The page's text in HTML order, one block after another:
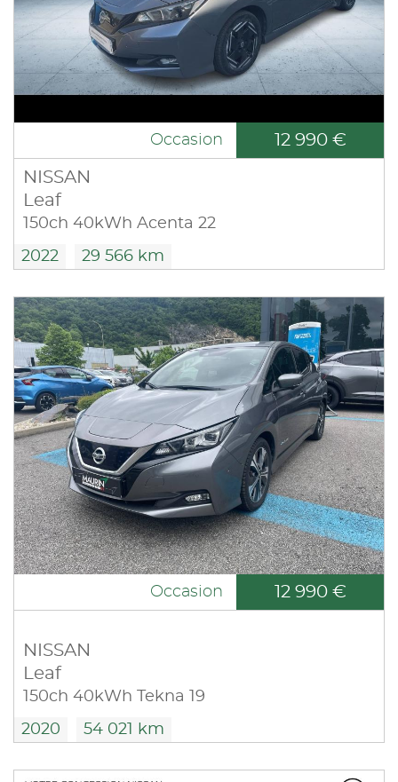
Occasion 12 990 €
NISSAN
Leaf
150ch 40kWh Acenta 22
2022 29 566 km
Occasion 12 990 €
NISSAN
Leaf
150ch 40kWh Tekna 19
2020 54 021 km